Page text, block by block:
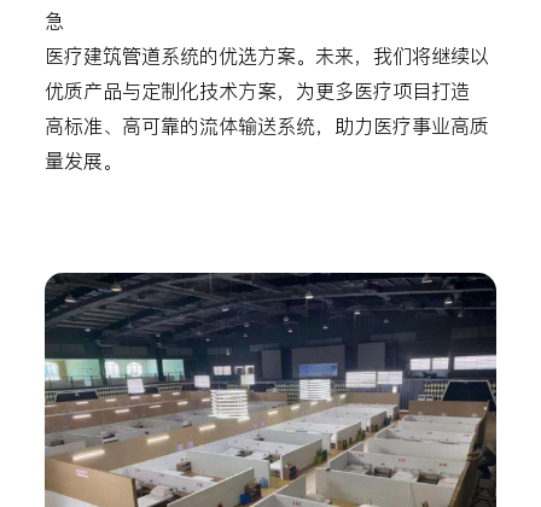
急
医疗建筑管道系统的优选方案。未来，我们将继续以
优质产品与定制化技术方案，为更多医疗项目打造
高标准、高可靠的流体输送系统，助力医疗事业高质
量发展。